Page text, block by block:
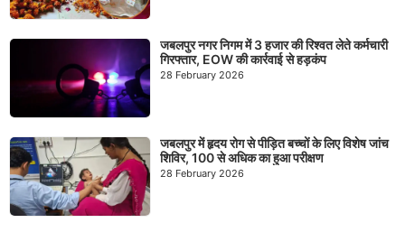
जबलपुर नगर निगम में 3 हजार की रिश्वत लेते कर्मचारी
गिरफ्तार, EOW की कार्रवाई से हड़कंप
28 February 2026
जबलपुर में हृदय रोग से पीड़ित बच्चों के लिए विशेष जांच
शिविर, 100 से अधिक का हुआ परीक्षण
28 February 2026